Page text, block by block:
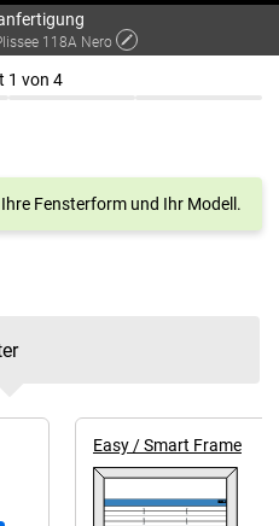
118A Nero
1 von 4
Ihre Fensterform und Ihr Modell.
Easy / Smart Frame